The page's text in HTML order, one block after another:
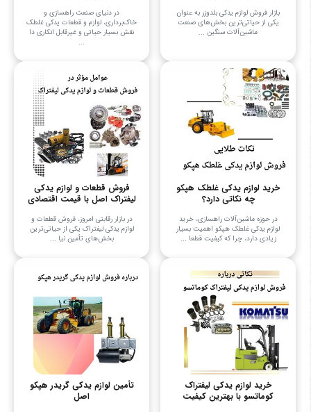
بازار فروش لوازم یدکی بلدوزر به عنوان
یکی از حیاتی‌ترین بخش‌های صنعت
ماشین‌آلات سنگین ...
در دنیای صنعت راهسازی و
خاک‌برداری، لوازم و قطعات یدکی غلطک
نقش بسیار حیاتی و غیرقابل انکاری دا
...
خرید لوازم یدکی غلطک هپکو
چه نکاتی دارد؟
در حوزه ماشین‌آلات راهسازی، خرید
لوازم یدکی غلطک هپکو اهمیت بسیار
زیادی دارد، چرا که کیفیت قطعا ...
فروش قطعات و لوازم یدکی
لیفتراک اصل با قیمت اقتصادی
در بازار رقابتی امروز، فروش قطعات و
لوازم یدکی لیفتراک یکی از حیاتی‌ترین
بخش‌های تأمین نیا ...
خرید لوازم یدکی لیفتراک
کوماتسو با بهترین کیفیت
تأمین لوازم یدکی گریدر هپکو
اصل